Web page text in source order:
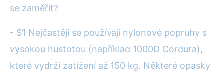
se zaměřit?
- $1 Nejčastěji se používají nylonové popruhy s
vysokou hustotou (například 1000D Cordura),
které vydrží zatížení až 150 kg. Některé opasky